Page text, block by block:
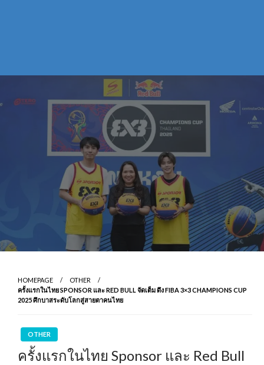
HOMEPAGE
OTHER
ครั้งแรกในไทย SPONSOR และ RED BULL จัดเต็ม ดึง FIBA 3×3 CHAMPIONS CUP
2025 ศึกบาสระดับโลกสู่สายตาคนไทย
OTHER
ครั้งแรกในไทย Sponsor และ Red Bull